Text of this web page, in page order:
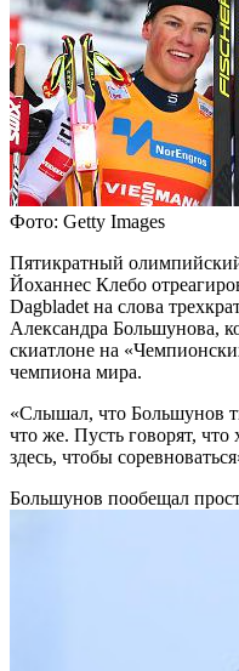
Фото: Getty Images
Пятикратный
Йоханнес Клебо
Dagbladet на слова
Александра Большунова,
скиатлоне на
чемпиона мира.
«Слышал, что Большунов
что же. Пусть говорят,
здесь, чтобы
Большунов пообещал